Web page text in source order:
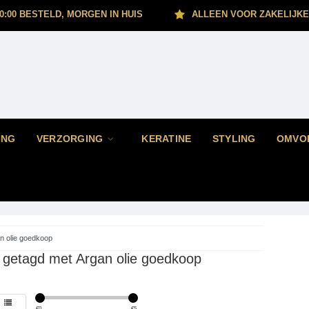
BESTELD, MORGEN IN HUIS ALLEEN VOOR
VERZORGING KERATINE STYLING
olie goedkoop
met Argan olie goedkoop